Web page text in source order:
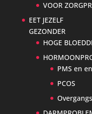
VOOR
EET JEZELF
GEZONDER
HOGE
PMS en
PCOS